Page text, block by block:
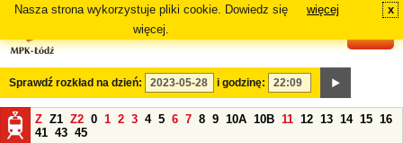
Nasza strona wykorzystuje pliki cookie. Dowiedz się
więcej.
więcej x
Sprawdź rozkład na dzień: i godzinę:
Z Z1 Z2 0 1 2 3 4 5 6 7 8 9 10A 10B 11 12 13 14 15 16
41 43 45